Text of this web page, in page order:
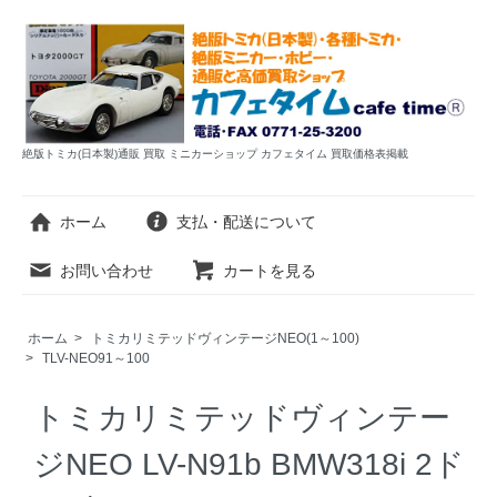
絶版トミカ(日本製)通販 買取 ミニカーショップ カフェタイム 買取価格表掲載
ホーム 支払・配送について
お問い合わせ カートを見る
ホーム >
トミカリミテッドヴィンテージNEO(1～100)
> TLV-NEO91～100
トミカリミテッドヴィンテー
ジNEO LV-N91b BMW318i 2ド